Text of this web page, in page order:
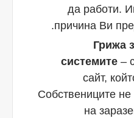
да работи.
причина Ви
Грижа
системите –
сайт,
Собствениците не
на